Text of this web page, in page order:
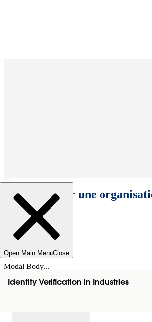
Sélectionner une
Open Main MenuClose
Modal Body...
Identity Verification in Industries